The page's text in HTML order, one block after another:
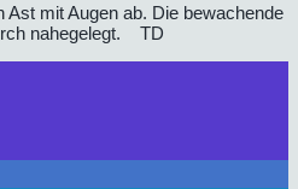
Ast mit Augen ab. Die bewachende
nahegelegt. TD